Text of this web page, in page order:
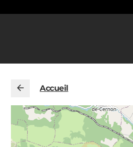
Accueil